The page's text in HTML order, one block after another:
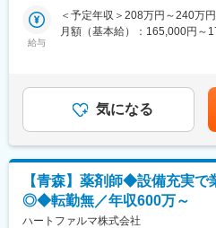
・患者様の受付、会計（処方
に入力。患者さんの対応しなが
発注補助や商品の納品・検品。
・薬剤管理、発注業務
・社用車（軽自動車）を使用
すが、対応業務はシステム化
門知識は不問です。実際の業務
いたします。
現在事務員として働いているメ
給与
＜予定年収＞208万円～240万
月額（基本給）：165,000円～
くまでも目安の金額であり、
ます。月給(月額)は固定手当を
気になる
【青森】薬剤師◆設備充実
◎◆転勤無／年収600万～
ハートファルマ株式会社